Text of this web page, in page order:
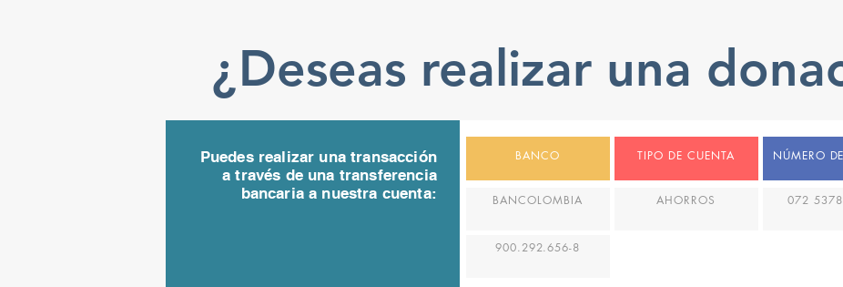
¿Deseas realizar una
Puedes realizar una transacción
a través de una transferencia
bancaria a nuestra cuenta:
BANCO TIPO DE CUENTA NÚMERO
BANCOLOMBIA AHORROS 072
900.292.656-8